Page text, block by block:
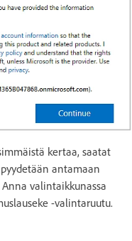
kertaa, saatat
antamaan
valintaikkunassa
-valintaruutu.